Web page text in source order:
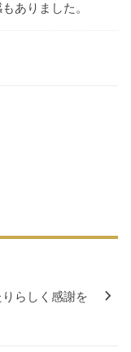
ありました。
らしく感謝を